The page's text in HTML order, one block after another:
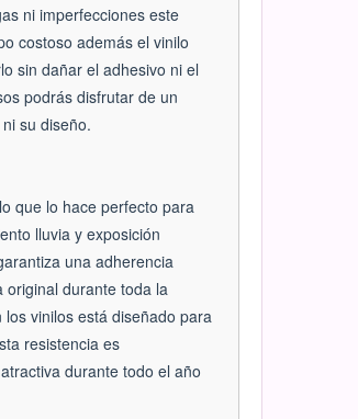
ni imperfecciones este
costoso además el vinilo
sin dañar el adhesivo ni el
podrás disfrutar de un
su diseño.
que lo hace perfecto para
lluvia y exposición
una adherencia
original durante toda la
vinilos está diseñado para
resistencia es
durante todo el año